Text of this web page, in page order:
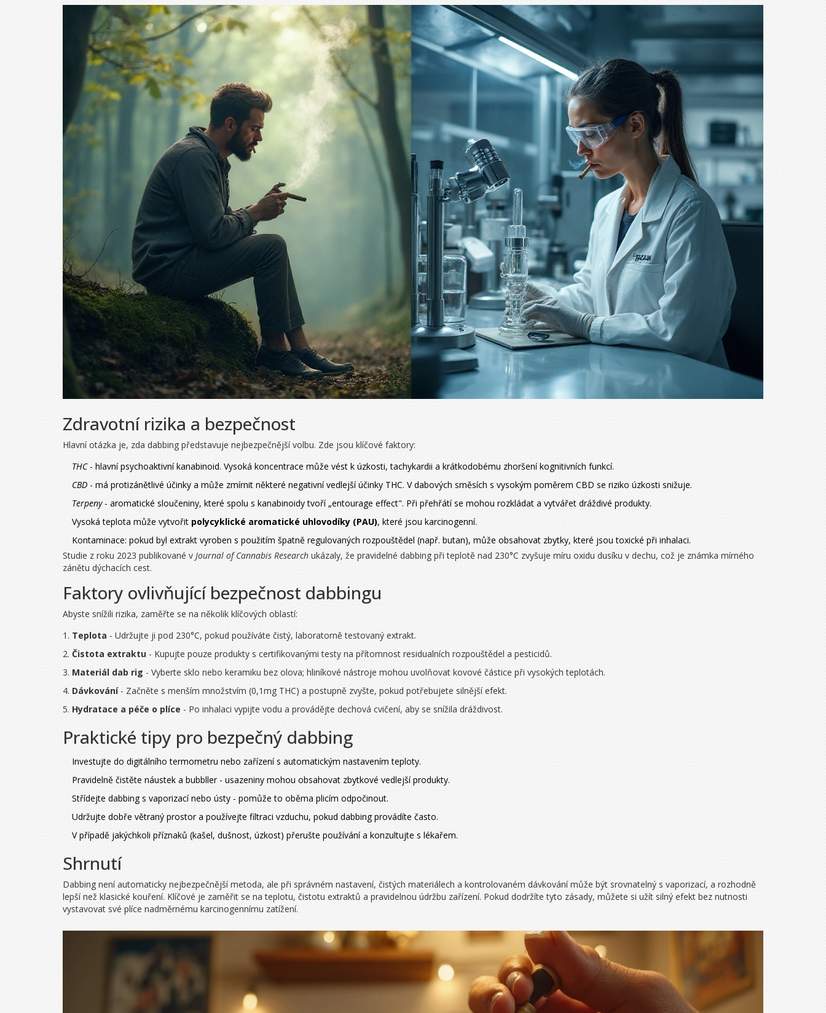
Zdravotní rizika a bezpečnost
Hlavní otázka je, zda dabbing představuje nejbezpečnější volbu. Zde jsou klíčové faktory:
THC- hlavní psychoaktivní kanabinoid. Vysoká koncentrace může vést k úzkosti, tachykardii a krátkodobému zhoršení kognitivních funkcí.
CBD - má protizánětlivé účinky a může zmírnit některé negativní vedlejší účinky THC. V dabových směsích s vysokým poměrem CBD se riziko úzkosti snižuje.
Terpeny- aromatické sloučeniny, které spolu s kanabinoidy tvoří „entourage effect". Při přehřátí se mohou rozkládat a vytvářet dráždivé produkty.
Vysoká teplota může vytvořit polycyklické aromatické uhlovodíky (PAU), které jsou karcinogenní.
Kontaminace: pokud byl extrakt vyroben s použitím špatně regulovaných rozpouštědel (např. butan), může obsahovat zbytky, které jsou toxické při inhalaci.
Studie z roku 2023 publikované v Journal of Cannabis Research ukázaly, že pravidelné dabbing při teplotě nad 230°C zvyšuje míru oxidu dusíku v dechu, což je známka mírného
zánětu dýchacích cest.
Faktory ovlivňující bezpečnost dabbingu
Abyste snížili rizika, zaměřte se na několik klíčových oblastí:
Teplota - Udržujte ji pod 230°C, pokud používáte čistý, laboratorně testovaný extrakt.
Čistota extraktu - Kupujte pouze produkty s certifikovanými testy na přítomnost residualních rozpouštědel a pesticidů.
Materiál dab rig - Vyberte sklo nebo keramiku bez olova; hliníkové nástroje mohou uvolňovat kovové částice při vysokých teplotách.
Dávkování- Začněte s menším množstvím (0,1mg THC) a postupně zvyšte, pokud potřebujete silnější efekt.
Hydratace a péče o plíce - Po inhalaci vypijte vodu a provádějte dechová cvičení, aby se snížila dráždivost.
Praktické tipy pro bezpečný dabbing
Investujte do digitálního termometru nebo zařízení s automatickým nastavením teploty.
Pravidelně čistěte náustek a bubbller - usazeniny mohou obsahovat zbytkové vedlejší produkty.
Střídejte dabbing s vaporizací nebo ústy - pomůže to oběma plicím odpočinout.
Udržujte dobře větraný prostor a používejte filtraci vzduchu, pokud dabbing provádíte často.
V případě jakýchkoli příznaků (kašel, dušnost, úzkost) přerušte používání a konzultujte s lékařem.
Shrnutí
Dabbing není automaticky nejbezpečnější metoda, ale při správném nastavení, čistých materiálech a kontrolovaném dávkování může být srovnatelný s vaporizací, a rozhodně
lepší než klasické kouření. Klíčové je zaměřit se na teplotu, čistotu extraktů a pravidelnou údržbu zařízení. Pokud dodržíte tyto zásady, můžete si užít silný efekt bez nutnosti
vystavovat své plíce nadměrnému karcinogennímu zatížení.